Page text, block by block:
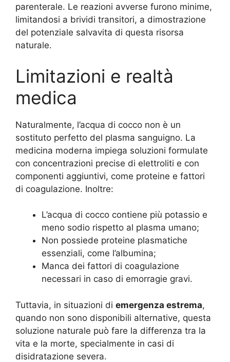
parenterale. Le reazioni avverse furono minime,
limitandosi a brividi transitori, a dimostrazione
del potenziale salvavita di questa risorsa
naturale.
Limitazioni e realtà
medica
Naturalmente, l’acqua di cocco non è un
sostituto perfetto del plasma sanguigno. La
medicina moderna impiega soluzioni formulate
con concentrazioni precise di elettroliti e con
componenti aggiuntivi, come proteine e fattori
di coagulazione. Inoltre:
L’acqua di cocco contiene più potassio e
meno sodio rispetto al plasma umano;
Non possiede proteine plasmatiche
essenziali, come l’albumina;
Manca dei fattori di coagulazione
necessari in caso di emorragie gravi.
Tuttavia, in situazioni di emergenza estrema,
quando non sono disponibili alternative, questa
soluzione naturale può fare la differenza tra la
vita e la morte, specialmente in casi di
disidratazione severa.